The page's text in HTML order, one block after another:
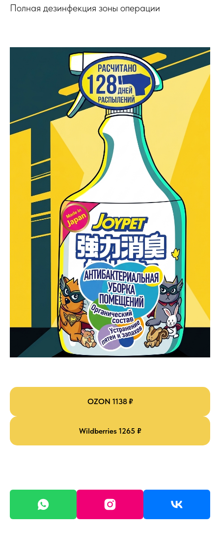
Полная дезинфекция зоны операции
OZON 1138 ₽
Wildberries 1265 ₽